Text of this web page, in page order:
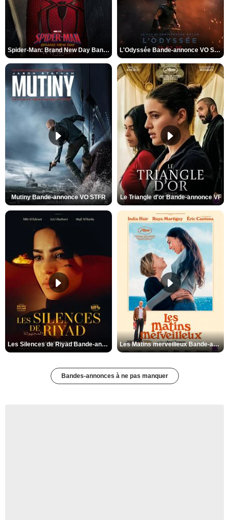
Spider-Man: Brand New Day Bande-annonce VO STFR L'Odyssée Bande-annonce VO STFR
Mutiny Bande-annonce VO STFR Le Triangle d'or Bande-annonce VF
Les Silences de Riyad Bande-annonce VO STFR Les Matins merveilleux Bande-annonce VF
Bandes-annonces à ne pas manquer